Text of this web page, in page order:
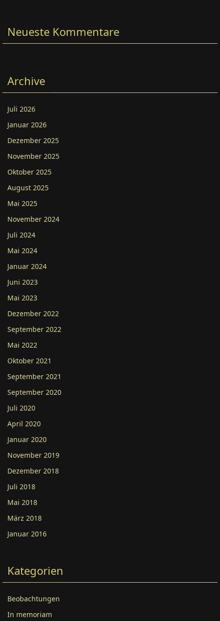
Neueste Kommentare
Archive
Juli 2026
Januar 2026
Dezember 2025
November 2025
Oktober 2025
August 2025
Mai 2025
November 2024
Juli 2024
Mai 2024
Januar 2024
Juni 2023
Mai 2023
Dezember 2022
September 2022
Mai 2022
Oktober 2021
September 2021
September 2020
Juli 2020
April 2020
Januar 2020
November 2019
Dezember 2018
Juli 2018
Mai 2018
März 2018
Januar 2016
Kategorien
Beobachtungen
In memoriam